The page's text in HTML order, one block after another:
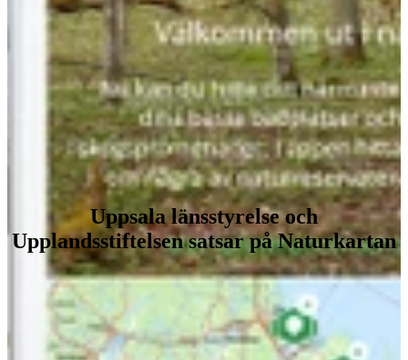
Uppsala länsstyrelse och
Upplandsstiftelsen satsar på Naturkartan